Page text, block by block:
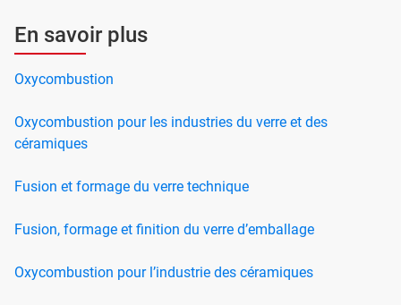
En savoir plus
Oxycombustion
Oxycombustion pour les industries du verre et des
céramiques
Fusion et formage du verre technique
Fusion, formage et finition du verre d’emballage
Oxycombustion pour l’industrie des céramiques